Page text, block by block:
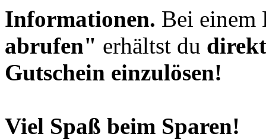
Informationen. Bei
abrufen" erhältst du
Gutschein einzulösen!
Viel Spaß beim Sparen!